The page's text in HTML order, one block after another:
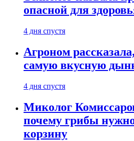
опасной для
4 дня спустя
Агроном
самую вкусную
4 дня спустя
Миколог
почему грибы
корзину